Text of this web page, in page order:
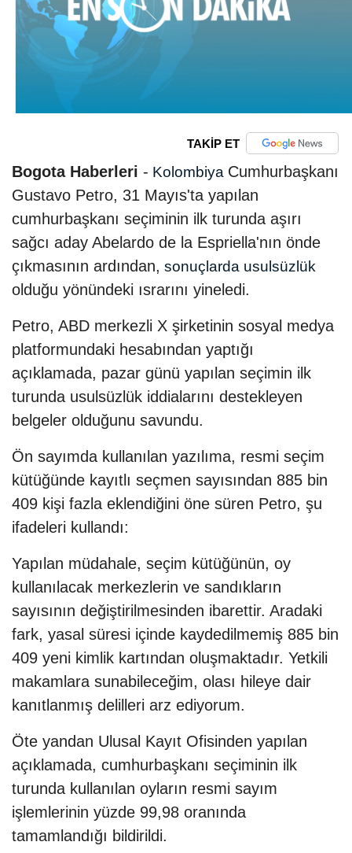
TAKİP ET
Bogota Haberleri - Kolombiya Cumhurbaşkanı
Gustavo Petro, 31 Mayıs'ta yapılan
cumhurbaşkanı seçiminin ilk turunda aşırı
sağcı aday Abelardo de la Espriella'nın önde
çıkmasının ardından, sonuçlarda usulsüzlük
olduğu yönündeki ısrarını yineledi.
Petro, ABD merkezli X şirketinin sosyal medya
platformundaki hesabından yaptığı
açıklamada, pazar günü yapılan seçimin ilk
turunda usulsüzlük iddialarını destekleyen
belgeler olduğunu savundu.
Ön sayımda kullanılan yazılıma, resmi seçim
kütüğünde kayıtlı seçmen sayısından 885 bin
409 kişi fazla eklendiğini öne süren Petro, şu
ifadeleri kullandı:
Yapılan müdahale, seçim kütüğünün, oy
kullanılacak merkezlerin ve sandıkların
sayısının değiştirilmesinden ibarettir. Aradaki
fark, yasal süresi içinde kaydedilmemiş 885 bin
409 yeni kimlik kartından oluşmaktadır. Yetkili
makamlara sunabileceğim, olası hileye dair
kanıtlanmış delilleri arz ediyorum.
Öte yandan Ulusal Kayıt Ofisinden yapılan
açıklamada, cumhurbaşkanı seçiminin ilk
turunda kullanılan oyların resmi sayım
işlemlerinin yüzde 99,98 oranında
tamamlandığı bildirildi.